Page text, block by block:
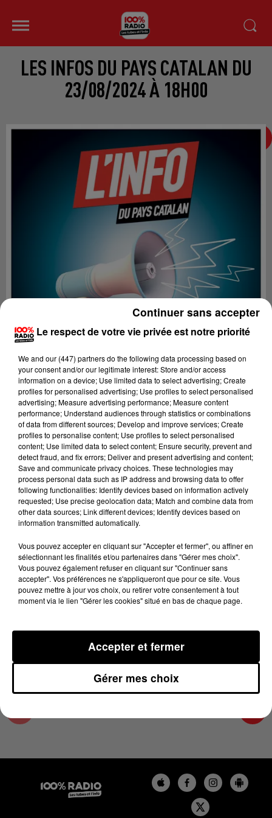
LES INFOS DU PAYS CATALAN DU
23/08/2024 À 18H00
Lecture (5 min 19 sec)
100%
100% Radio les infos du Pays Catalan
23 août 2024 - 5 min 19 sec
LES INFOS DU PAYS CATALAN DU 23/08/2024
À 18H00
Podcasts infos du Pays Catalan
Le respect de votre vie privée est notre priorité
We and our (447) partnersdo the following data processing based on
your consent and/or our legitimate interest: Store and/or access
information on a device; Use limited data to select advertising; Create
profiles for personalised advertising; Use profiles to select personalised
advertising; Measure advertising performance; Measure content
performance; Understand audiences through statistics or combinations
of data from different sources; Develop and improve services; Create
profiles to personalise content; Use profiles to select personalised
content; Use limited data to select content; Ensure security, prevent and
detect fraud, and fix errors; Deliver and present advertising and content;
Save and communicate privacy choices. These technologies may
process personal data such as IP address and browsing data to offer
following functionalities: Identify devices based on information actively
requested; Use precise geolocation data; Match and combine data from
other data sources; Link different devices; Identify devices based on
information transmitted automatically.
Vous pouvez accepter en cliquant sur "Accepter et fermer", ou affiner en
sélectionnant les finalités et/ou partenaires dans "Gérer mes choix".
Vous pouvez également refuser en cliquant sur "Continuer sans
accepter". Vos préférences ne s'appliqueront que pour ce site. Vous
pouvez mettre à jour vos choix, ou retirer votre consentement à tout
moment via le lien "Gérer les cookies" situé en bas de chaque page.
Gérer mes choix
Accepter et fermer
Continuer sans accepter